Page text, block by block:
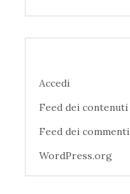
Accedi
Feed dei contenuti
Feed dei commenti
WordPress.org